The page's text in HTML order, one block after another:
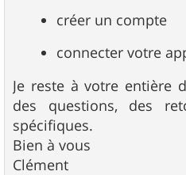
créer un compte
connecter votre
Je reste à votre entière
des questions, des
spécifiques.
Bien à vous
Clément